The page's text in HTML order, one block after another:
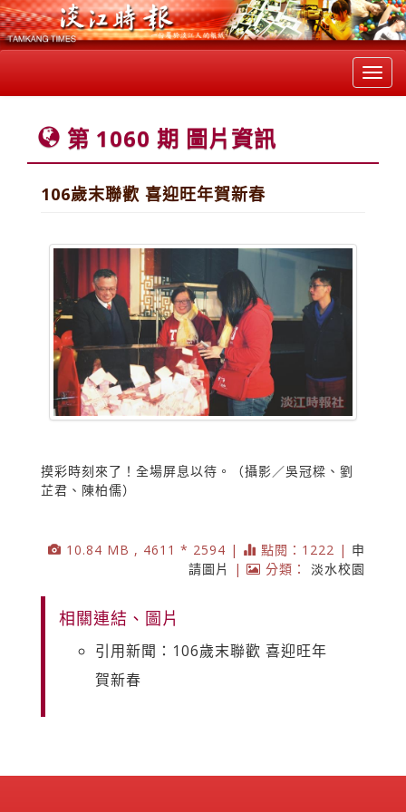
第 1060 期 圖片資訊
106歲末聯歡 喜迎旺年賀新春
摸彩時刻來了！全場屏息以待。（攝影／吳冠樑、劉
芷君、陳柏儒）
10.84 MB , 4611 * 2594 | 點閱：1222 | 申
請圖片
| 分類： 淡水校園
相關連結、圖片
引用新聞：106歲末聯歡 喜迎旺年
賀新春